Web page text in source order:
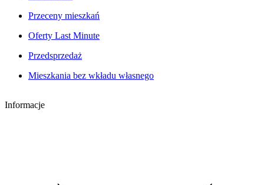
Przeceny mieszkań
Oferty Last Minute
Przedsprzedaż
Mieszkania bez wkładu własnego
Informacje